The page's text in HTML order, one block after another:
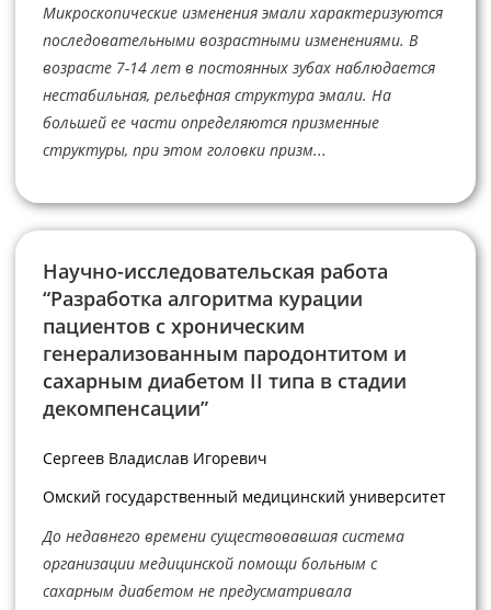
Микроскопические изменения эмали характеризуются
последовательными возрастными изменениями. В
возрасте 7-14 лет в постоянных зубах наблюдается
нестабильная, рельефная структура эмали. На
большей ее части определяются призменные
структуры, при этом головки призм...
Научно-исследовательская работа
“Разработка алгоритма курации
пациентов с хроническим
генерализованным пародонтитом и
сахарным диабетом II типа в стадии
декомпенсации”
Сергеев Владислав Игоревич
Омский государственный медицинский университет
До недавнего времени существовавшая система
организации медицинской помощи больным с
сахарным диабетом не предусматривала